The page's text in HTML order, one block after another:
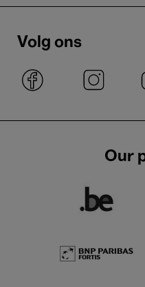
Volg ons
Our